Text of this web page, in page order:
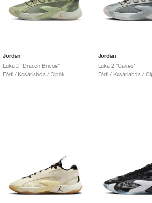
Jordan
Luka 2 "Dragon Bridge"
Férfi / Kosárlabda / Cipők
Jordan
Luka 2 "Caves"
Férfi / Kosárlabda /